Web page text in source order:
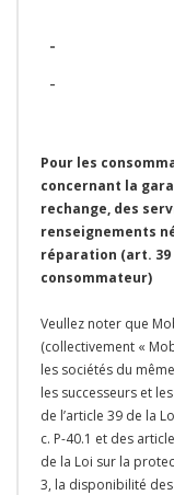
-
-
Pour les
concernant la
rechange, des
renseignements
réparation (art.
consommateur)
Veullez noter que
(collectivement «
les sociétés du
les successeurs et
de l’article 39 de la
c. P-40.1 et des
de la Loi sur la
3, la disponibilité